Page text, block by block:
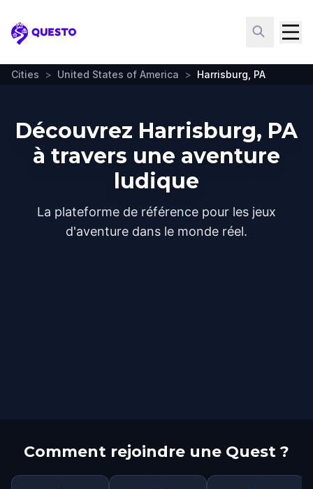
Questo
Cities > United States of America > Harrisburg, PA
Découvrez Harrisburg, PA
à travers une aventure
ludique
La plateforme de référence pour les jeux
d'aventure dans le monde réel.
Comment rejoindre une Quest ?